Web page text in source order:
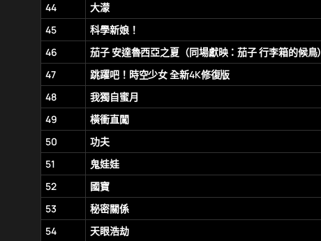
44
大濛
45
科學新娘！
46
茄子 安達魯西亞之夏（同場獻映：茄子 行李箱的候鳥）
47
跳躍吧！時空少女 全新4K修復版
48
我獨自蜜月
49
橫衝直闖
50
功夫
51
鬼娃娃
52
國寶
53
秘密關係
54
天眼浩劫